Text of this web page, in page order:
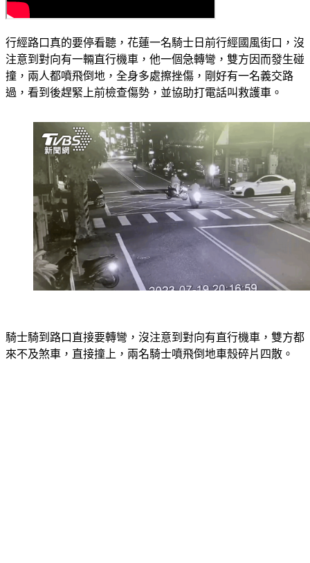
行經路口真的要停看聽，花蓮一名騎士日前行經國風街口，沒
注意到對向有一輛直行機車，他一個急轉彎，雙方因而發生碰
撞，兩人都噴飛倒地，全身多處擦挫傷，剛好有一名義交路
騎士騎到路口直接要轉彎，沒注意到對向有直行機車，雙方都